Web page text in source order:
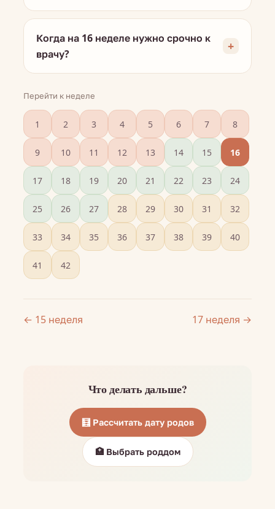
Когда на 16 неделе нужно срочно к
врачу?
Перейти к неделе
1 2 3 4 5 6 7 8
9 10 11 12 13 14 15 16
17 18 19 20 21 22 23 24
25 26 27 28 29 30 31 32
33 34 35 36 37 38 39 40
41 42
← 15 неделя 17 неделя →
Что делать дальше?
🧮 Рассчитать дату родов
🏥 Выбрать роддом